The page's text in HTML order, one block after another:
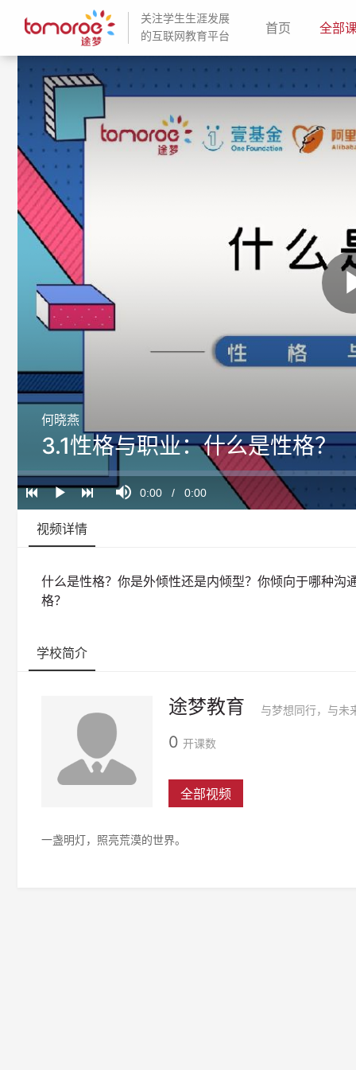
关注学生生涯发展
的互联网教育平台
首页(current)
全部
Play
Current
0:00 / Duration
0:00
Loaded:
0%
Progress:
0%
何晓燕
3.1性格与职业：什么是性格？
视频详情
什么是性格？你是外倾性还是内倾型？你倾向于哪种
格？
学校简介
途梦教育 与梦想同行，与未
0 开课数
全部视频
一盏明灯，照亮荒漠的世界。